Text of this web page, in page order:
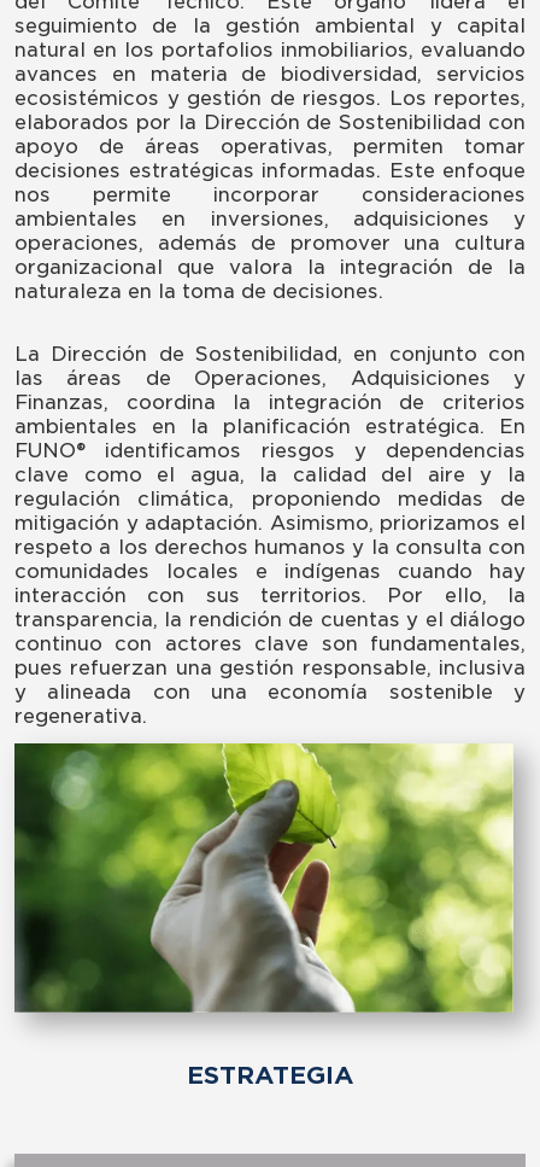
seguimiento de la gestión ambiental y capital
natural en los portafolios inmobiliarios, evaluando
avances en materia de biodiversidad, servicios
ecosistémicos y gestión de riesgos. Los reportes,
elaborados por la Dirección de Sostenibilidad con
apoyo de áreas operativas, permiten tomar
decisiones estratégicas informadas. Este enfoque
nos permite incorporar consideraciones
ambientales en inversiones, adquisiciones y
operaciones, además de promover una cultura
organizacional que valora la integración de la
naturaleza en la toma de decisiones.
La Dirección de Sostenibilidad, en conjunto con
las áreas de Operaciones, Adquisiciones y
Finanzas, coordina la integración de criterios
ambientales en la planificación estratégica. En
FUNO® identificamos riesgos y dependencias
clave como el agua, la calidad del aire y la
regulación climática, proponiendo medidas de
mitigación y adaptación. Asimismo, priorizamos el
respeto a los derechos humanos y la consulta con
comunidades locales e indígenas cuando hay
interacción con sus territorios. Por ello, la
transparencia, la rendición de cuentas y el diálogo
continuo con actores clave son fundamentales,
pues refuerzan una gestión responsable, inclusiva
y alineada con una economía sostenible y
regenerativa.
ESTRATEGIA